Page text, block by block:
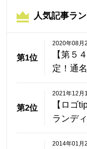
人気記事ラ
第1位
2020年08月
【第５
定！通
第2位
2021年12月
【ロゴ
ランデ
2014年01月